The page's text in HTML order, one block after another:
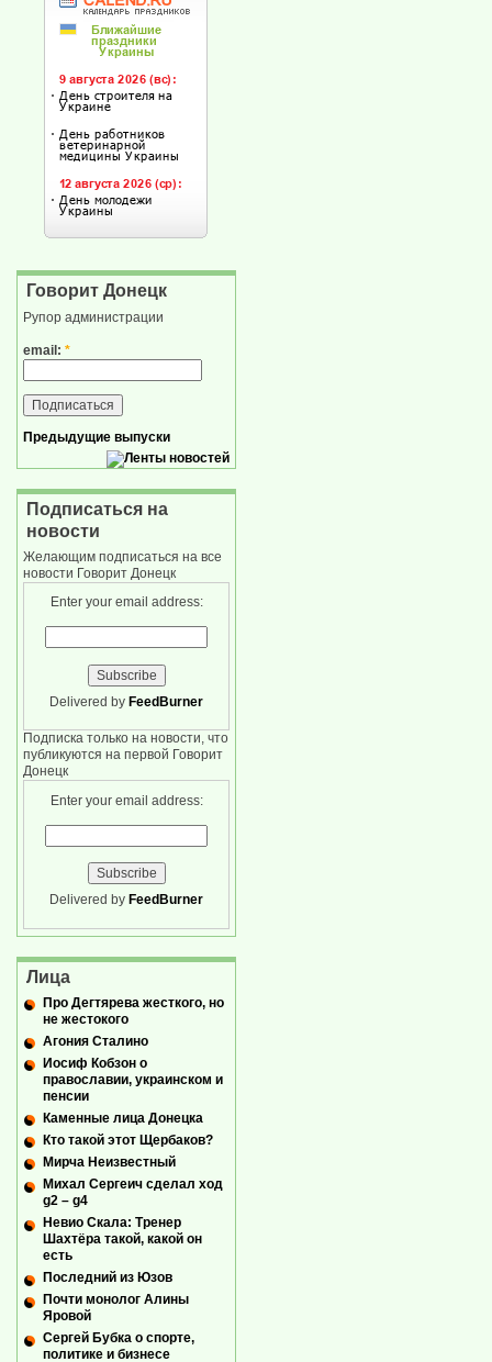
Говорит Донецк
Рупор администрации
email: *
Предыдущие выпуски
Подписаться на
новости
Желающим подписаться на все
новости Говорит Донецк
Enter your email address:
Delivered by FeedBurner
Подписка только на новости, что
публикуются на первой Говорит
Донецк
Enter your email address:
Delivered by FeedBurner
Лица
Про Дегтярева жесткого, но
не жестокого
Агония Сталино
Иосиф Кобзон о
православии, украинском и
пенсии
Каменные лица Донецка
Кто такой этот Щербаков?
Мирча Неизвестный
Михал Сергеич сделал ход
g2 – g4
Невио Скала: Тренер
Шахтёра такой, какой он
есть
Последний из Юзов
Почти монолог Алины
Яровой
Сергей Бубка о спорте,
политике и бизнесе